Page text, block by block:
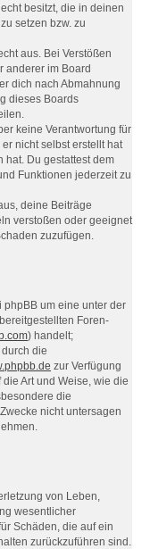
besitzt, die in deinen
setzen bzw. zu
aus. Bei Verstößen
anderer im Board
dich nach Abmahnung
dieses Boards
keine Verantwortung für
nicht selbst erstellt hat
hat. Du gestattest dem
Funktionen jederzeit zu
deine Beiträge
verstoßen oder geeignet
zuzufügen.
phpBB um eine unter der
Foren-
) handelt;
die
zur Verfügung
Art und Weise, wie die
die
nicht untersagen
von Leben,
wesentlicher
Schäden, die auf ein
zurückzuführen sind.